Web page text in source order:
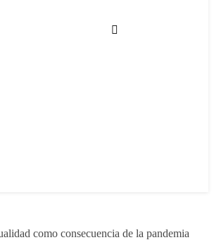
como consecuencia de la pandemia